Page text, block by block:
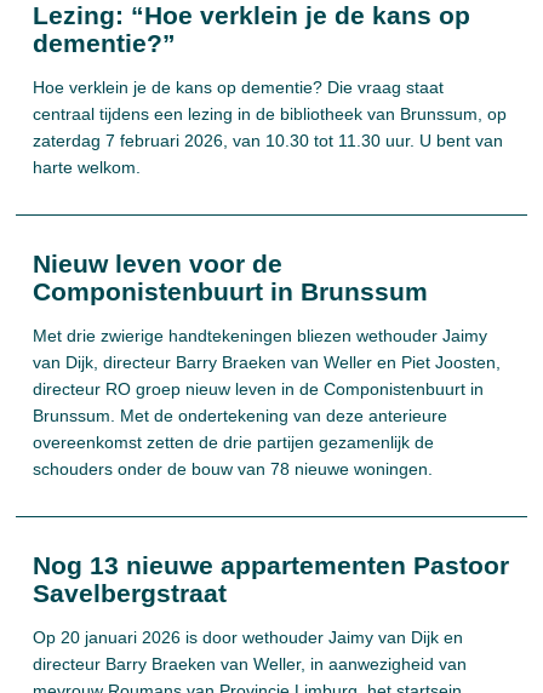
Lezing: “Hoe verklein je de kans op
dementie?”
Hoe verklein je de kans op dementie? Die vraag staat
centraal tijdens een lezing in de bibliotheek van Brunssum, op
zaterdag 7 februari 2026, van 10.30 tot 11.30 uur. U bent van
harte welkom.
Nieuw leven voor de
Componistenbuurt in Brunssum
Met drie zwierige handtekeningen bliezen wethouder Jaimy
van Dijk, directeur Barry Braeken van Weller en Piet Joosten,
directeur RO groep nieuw leven in de Componistenbuurt in
Brunssum. Met de ondertekening van deze anterieure
overeenkomst zetten de drie partijen gezamenlijk de
schouders onder de bouw van 78 nieuwe woningen.
Nog 13 nieuwe appartementen Pastoor
Savelbergstraat
Op 20 januari 2026 is door wethouder Jaimy van Dijk en
directeur Barry Braeken van Weller, in aanwezigheid van